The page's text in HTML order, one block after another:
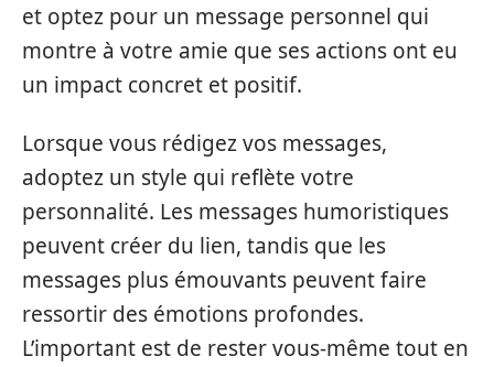
et optez pour un message personnel qui
montre à votre amie que ses actions ont eu
un impact concret et positif.
Lorsque vous rédigez vos messages,
adoptez un style qui reflète votre
personnalité. Les messages humoristiques
peuvent créer du lien, tandis que les
messages plus émouvants peuvent faire
ressortir des émotions profondes.
L’important est de rester vous-même tout en